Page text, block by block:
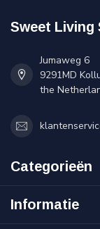
Sweet Living
Jumaweg 6
9291MD
the
Categorieën
Informatie